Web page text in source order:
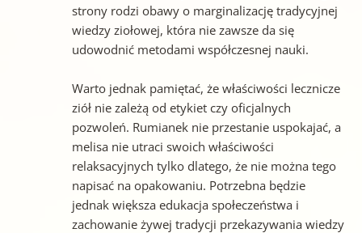
strony rodzi obawy o marginalizację tradycyjnej
wiedzy ziołowej, która nie zawsze da się
udowodnić metodami współczesnej nauki.
Warto jednak pamiętać, że właściwości lecznicze
ziół nie zależą od etykiet czy oficjalnych
pozwoleń. Rumianek nie przestanie uspokajać, a
melisa nie utraci swoich właściwości
relaksacyjnych tylko dlatego, że nie można tego
napisać na opakowaniu. Potrzebna będzie
jednak większa edukacja społeczeństwa i
zachowanie żywej tradycji przekazywania wiedzy